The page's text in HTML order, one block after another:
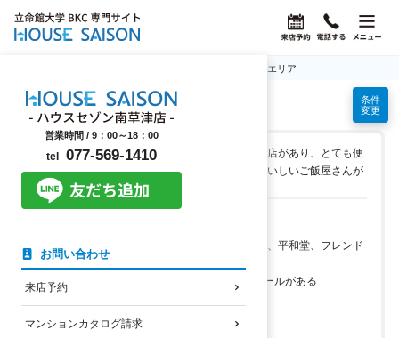
営業時間 / 9：00～18：00
tel 077-569-1410
お問い合わせ
来店予約
マンションカタログ請求
草津駅エリア
草津駅エリアの学生マンション
草津駅周辺にはショッピングモールや多くの飲食店があり、とても便
利です。滋賀県で最も住みよい駅の一つです。おいしいご飯屋さんが
多い少し大人のエリアです。
草津駅に近いとスーパーが多い（阪急オアシス、平和堂、フレンド
マート、アルプラザ、成城石井など）
草津駅西口にAスクエアというショッピングモールがある
このエリアのデメリット
条件
変更